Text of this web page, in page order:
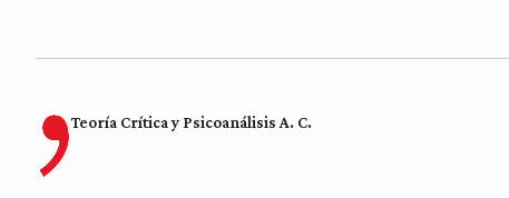
Teoría Crítica y Psicoanálisis A. C.